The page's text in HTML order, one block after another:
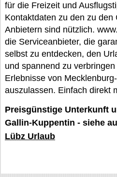
für die Freizeit und
Kontaktdaten zu den zu den
Anbietern sind nützlich.
die Serviceanbieter, die
selbst zu entdecken, den
und spannend zu
Erlebnisse von
auszulassen. Einfach direkt
Preisgünstige Unterkunft
Gallin-Kuppentin - siehe
Lübz Urlaub